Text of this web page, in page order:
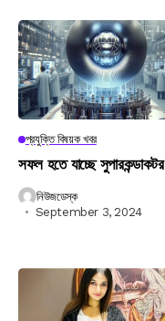
প্রযুক্তি বিষয়ক খবর
সফল হতে যাচ্ছে সুপারকন্ডাকটর
নিউজডেস্ক
September 3, 2024